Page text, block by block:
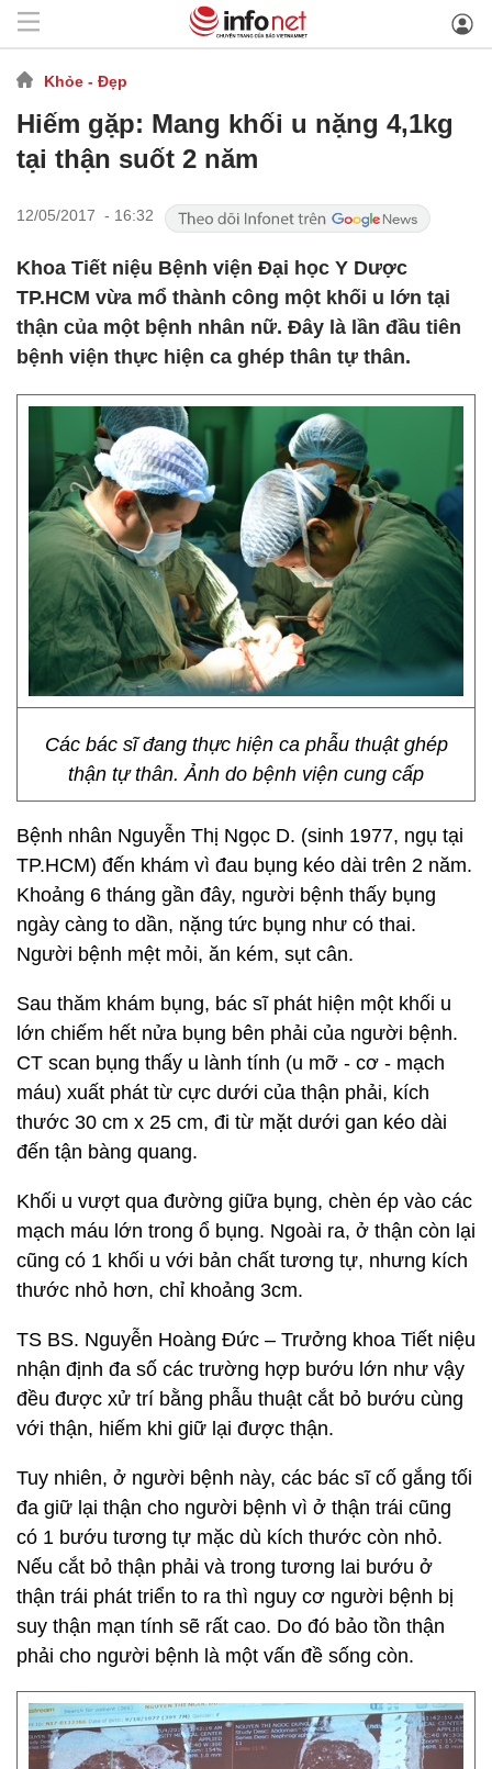
Khỏe - Đẹp
Hiếm gặp: Mang khối u nặng 4,1kg
tại thận suốt 2 năm
12/05/2017 - 16:32
Khoa Tiết niệu Bệnh viện Đại học Y Dược
TP.HCM vừa mổ thành công một khối u lớn tại
thận của một bệnh nhân nữ. Đây là lần đầu tiên
bệnh viện thực hiện ca ghép thân tự thân.
Các bác sĩ đang thực hiện ca phẫu thuật ghép
thận tự thân. Ảnh do bệnh viện cung cấp
Bệnh nhân Nguyễn Thị Ngọc D. (sinh 1977, ngụ tại
TP.HCM) đến khám vì đau bụng kéo dài trên 2 năm.
Khoảng 6 tháng gần đây, người bệnh thấy bụng
ngày càng to dần, nặng tức bụng như có thai.
Người bệnh mệt mỏi, ăn kém, sụt cân.
Sau thăm khám bụng, bác sĩ phát hiện một khối u
lớn chiếm hết nửa bụng bên phải của người bệnh.
CT scan bụng thấy u lành tính (u mỡ - cơ - mạch
máu) xuất phát từ cực dưới của thận phải, kích
thước 30 cm x 25 cm, đi từ mặt dưới gan kéo dài
đến tận bàng quang.
Khối u vượt qua đường giữa bụng, chèn ép vào các
mạch máu lớn trong ổ bụng. Ngoài ra, ở thận còn lại
cũng có 1 khối u với bản chất tương tự, nhưng kích
thước nhỏ hơn, chỉ khoảng 3cm.
TS BS. Nguyễn Hoàng Đức – Trưởng khoa Tiết niệu
nhận định đa số các trường hợp bướu lớn như vậy
đều được xử trí bằng phẫu thuật cắt bỏ bướu cùng
với thận, hiếm khi giữ lại được thận.
Tuy nhiên, ở người bệnh này, các bác sĩ cố gắng tối
đa giữ lại thận cho người bệnh vì ở thận trái cũng
có 1 bướu tương tự mặc dù kích thước còn nhỏ.
Nếu cắt bỏ thận phải và trong tương lai bướu ở
thận trái phát triển to ra thì nguy cơ người bệnh bị
suy thận mạn tính sẽ rất cao. Do đó bảo tồn thận
phải cho người bệnh là một vấn đề sống còn.